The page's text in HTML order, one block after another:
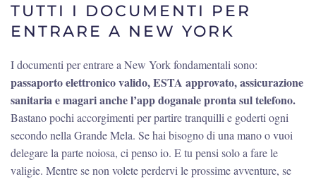
TUTTI I DOCUMENTI PER
ENTRARE A NEW YORK
I documenti per entrare a New York fondamentali sono:
passaporto elettronico valido, ESTA approvato, assicurazione
sanitaria e magari anche l’app doganale pronta sul telefono.
Bastano pochi accorgimenti per partire tranquilli e goderti ogni
secondo nella Grande Mela. Se hai bisogno di una mano o vuoi
delegare la parte noiosa, ci penso io. E tu pensi solo a fare le
valigie. Mentre se non volete perdervi le prossime avventure, se